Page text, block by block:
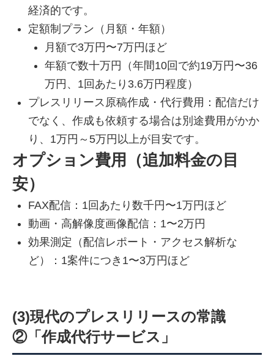
経済的です。
定額制プラン（月額・年額）
月額で3万円〜7万円ほど
年額で数十万円（年間10回で約19万円〜36
万円、1回あたり3.6万円程度）
プレスリリース原稿作成・代行費用：配信だけ
でなく、作成も依頼する場合は別途費用がかか
り、1万円～5万円以上が目安です。
オプション費用（追加料金の目
安）
FAX配信：1回あたり数千円〜1万円ほど
動画・高解像度画像配信：1〜2万円
効果測定（配信レポート・アクセス解析な
ど）：1案件につき1〜3万円ほど
(3)現代のプレスリリースの常識
②「作成代行サービス」